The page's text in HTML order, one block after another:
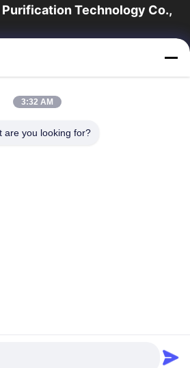
Purification Technology Co.,
produsen dan pengekspor
terkemuka, kami menawarkan jajaran
Produk
3:32 AM
are you looking for?